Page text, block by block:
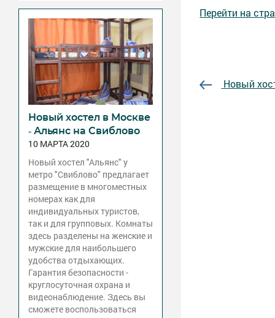
Новый хостел в Москве
- Альянс на Свиблово
10 МАРТА 2020
Новый хостел "Альянс" у
метро "Свиблово" предлагает
размещение в многоместных
номерах как для
индивидуальных туристов,
так и для групповых. Комнаты
здесь разделены на женские и
мужские для наибольшего
удобства отдыхающих.
Гарантия безопасности -
круглосуточная охрана и
видеонаблюдение. Здесь вы
сможете воспользоваться
Перейти на
Новый